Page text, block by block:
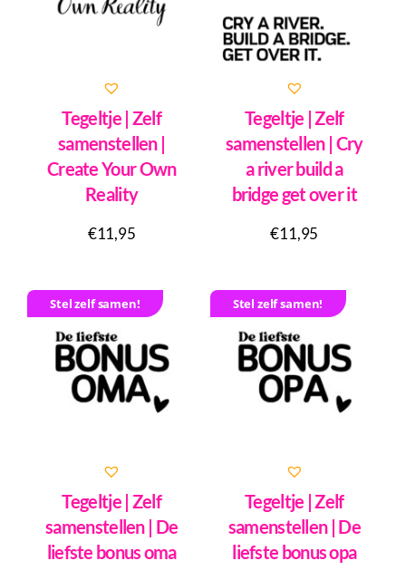
Tegeltje | Zelf
samenstellen |
Create Your Own
Reality
€11,95
Tegeltje | Zelf
samenstellen | Cry
a river build a
bridge get over it
€11,95
Stel zelf samen!
Tegeltje | Zelf
samenstellen | De
liefste bonus oma
Stel zelf samen!
Tegeltje | Zelf
samenstellen | De
liefste bonus opa